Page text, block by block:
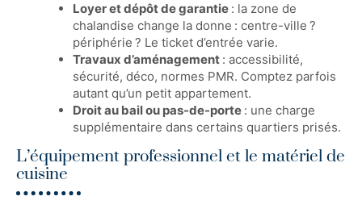
Loyer et dépôt de garantie : la zone de
chalandise change la donne : centre-ville ?
périphérie ? Le ticket d’entrée varie.
Travaux d’aménagement : accessibilité,
sécurité, déco, normes PMR. Comptez parfois
autant qu’un petit appartement.
Droit au bail ou pas-de-porte : une charge
supplémentaire dans certains quartiers prisés.
L’équipement professionnel et le matériel de
cuisine